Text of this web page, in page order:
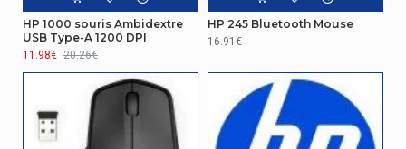
HP 1000 souris Ambidextre
USB Type-A 1200 DPI
11.98€ 20.26€
HP 245 Bluetooth Mouse
16.91€